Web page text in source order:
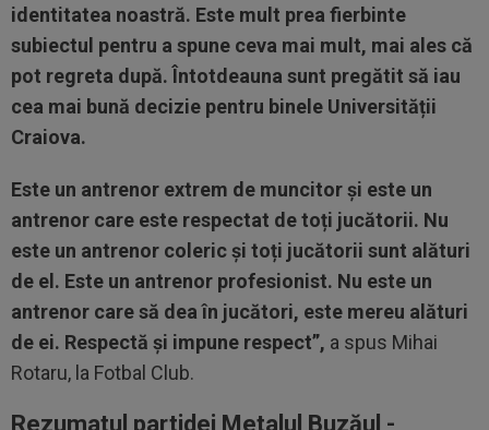
identitatea noastră. Este mult prea fierbinte
subiectul pentru a spune ceva mai mult, mai ales că
pot regreta după.Întotdeauna sunt pregătit să iau
cea mai bună decizie pentru binele Universității
Craiova.
Este un antrenor extrem de muncitor și este un
antrenor care este respectat de toți jucătorii. Nu
este un antrenor coleric și toți jucătorii sunt alături
de el. Este un antrenor profesionist. Nu este un
antrenor care să dea în jucători, este mereu alături
de ei. Respectă și impune respect”, a spus Mihai
Rotaru, la Fotbal Club.
Rezumatul partidei Metalul Buzăul -